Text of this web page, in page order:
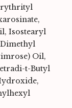
Isostearyl
Oil,
t-Butyl